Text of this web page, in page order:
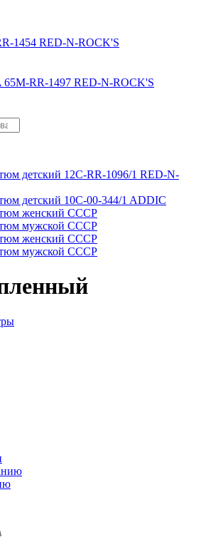
1454 RED-N-ROCK'S
RR-1497 RED-N-ROCK'S
детский 12C-RR-1096/1 RED-N-
детский 10C-00-344/1 ADDIC
женский СССР
мужской СССР
женский СССР
мужской СССР